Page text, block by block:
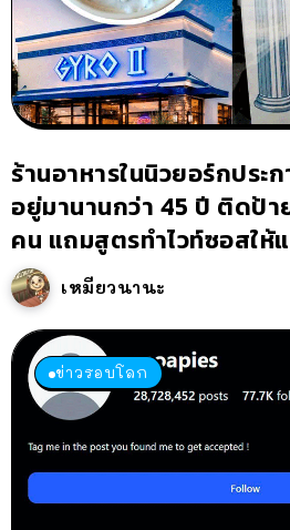
ร้านอาหารในนิวยอร์กประ
อยู่มานานกว่า 45 ปี ติดป้
คน แถมสูตรทำไวท์ซอสให้
เหมียวนานะ
ข่าวรอบโลก